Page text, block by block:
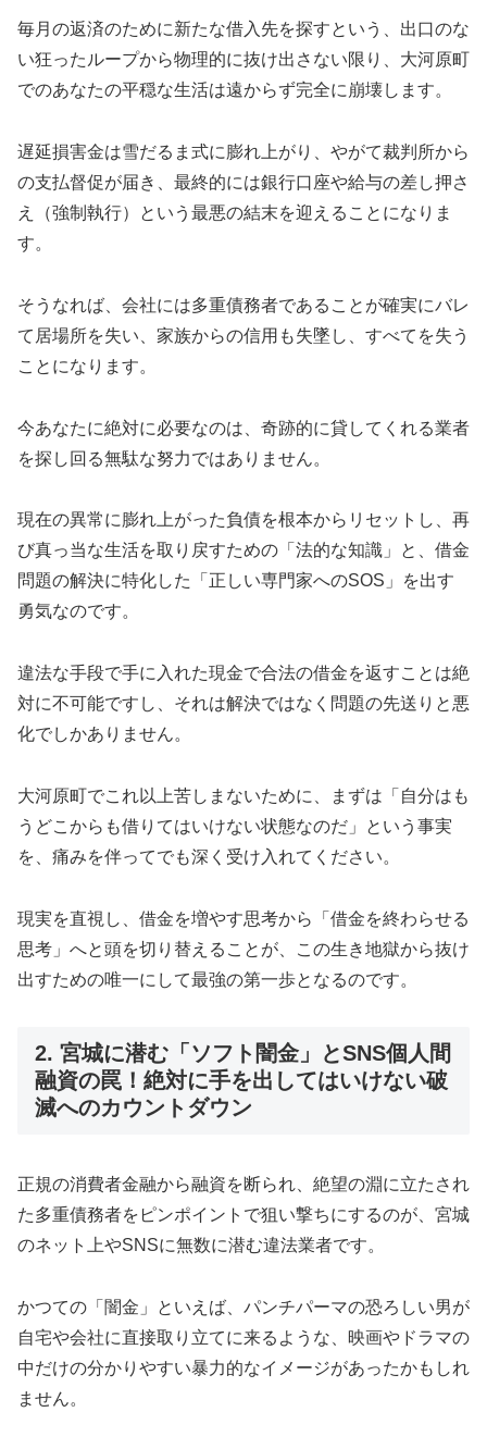
毎月の返済のために新たな借入先を探すという、出口のな
い狂ったループから物理的に抜け出さない限り、大河原町
でのあなたの平穏な生活は遠からず完全に崩壊します。
遅延損害金は雪だるま式に膨れ上がり、やがて裁判所から
の支払督促が届き、最終的には銀行口座や給与の差し押さ
え（強制執行）という最悪の結末を迎えることになりま
す。
そうなれば、会社には多重債務者であることが確実にバレ
て居場所を失い、家族からの信用も失墜し、すべてを失う
ことになります。
今あなたに絶対に必要なのは、奇跡的に貸してくれる業者
を探し回る無駄な努力ではありません。
現在の異常に膨れ上がった負債を根本からリセットし、再
び真っ当な生活を取り戻すための「法的な知識」と、借金
問題の解決に特化した「正しい専門家へのSOS」を出す
勇気なのです。
違法な手段で手に入れた現金で合法の借金を返すことは絶
対に不可能ですし、それは解決ではなく問題の先送りと悪
化でしかありません。
大河原町でこれ以上苦しまないために、まずは「自分はも
うどこからも借りてはいけない状態なのだ」という事実
を、痛みを伴ってでも深く受け入れてください。
現実を直視し、借金を増やす思考から「借金を終わらせる
思考」へと頭を切り替えることが、この生き地獄から抜け
出すための唯一にして最強の第一歩となるのです。
2. 宮城に潜む「ソフト闇金」とSNS個人間
融資の罠！絶対に手を出してはいけない破
滅へのカウントダウン
正規の消費者金融から融資を断られ、絶望の淵に立たされ
た多重債務者をピンポイントで狙い撃ちにするのが、宮城
のネット上やSNSに無数に潜む違法業者です。
かつての「闇金」といえば、パンチパーマの恐ろしい男が
自宅や会社に直接取り立てに来るような、映画やドラマの
中だけの分かりやすい暴力的なイメージがあったかもしれ
ません。